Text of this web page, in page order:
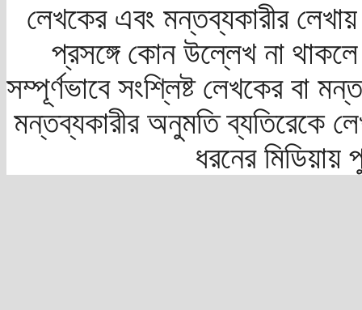
লেখকের এবং মন্তব্যকারীর
প্রসঙ্গে কোন উল্লেখ না
সম্পূর্ণভাবে সংশ্লিষ্ট লেখকের বা
মন্তব্যকারীর অনুমতি ব্যতিরেকে
ধরনের মিডিয়ায়